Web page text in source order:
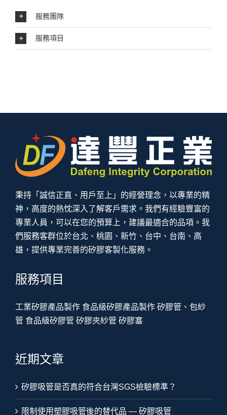
服務團隊
服務項目
秉持「誠信正直、用戶至上」的經營理念，以專業的精
神，高度的熱忱深入了解客戶需求。我們有經驗豐富的
專業人員，可以在您的預算上，建議最適合的品項。我
們服務客群位於台北、桃園、新竹、台中、台南、高
雄，提供專業完善的矽膠客製化服務。
服務項目
工業矽膠產品製作 食品級矽膠產品製作 矽膠管、包紗
管 食品級矽膠管 矽膠夾紗管 矽膠塞
近期文章
矽膠吸管是否真的符合台灣SGS檢驗標準？
限制使用塑膠吸管後的替代品 — 矽膠吸管